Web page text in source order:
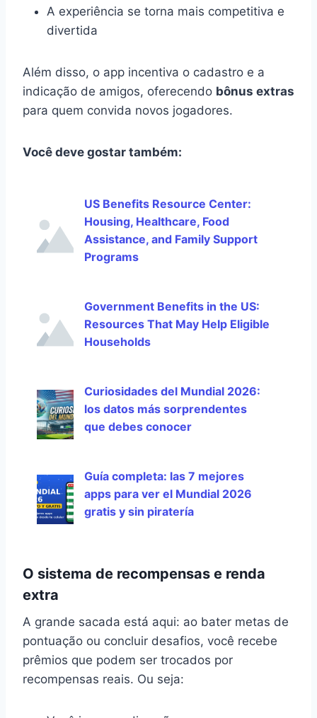
A experiência se torna mais competitiva e
divertida
Além disso, o app incentiva o cadastro e a
indicação de amigos, oferecendo bônus extras
para quem convida novos jogadores.
Você deve gostar também:
US Benefits Resource Center:
Housing, Healthcare, Food
Assistance, and Family Support
Programs
Government Benefits in the US:
Resources That May Help Eligible
Households
Curiosidades del Mundial 2026:
los datos más sorprendentes
que debes conocer
Guía completa: las 7 mejores
apps para ver el Mundial 2026
gratis y sin piratería
O sistema de recompensas e renda
extra
A grande sacada está aqui: ao bater metas de
pontuação ou concluir desafios, você recebe
prêmios que podem ser trocados por
recompensas reais. Ou seja: